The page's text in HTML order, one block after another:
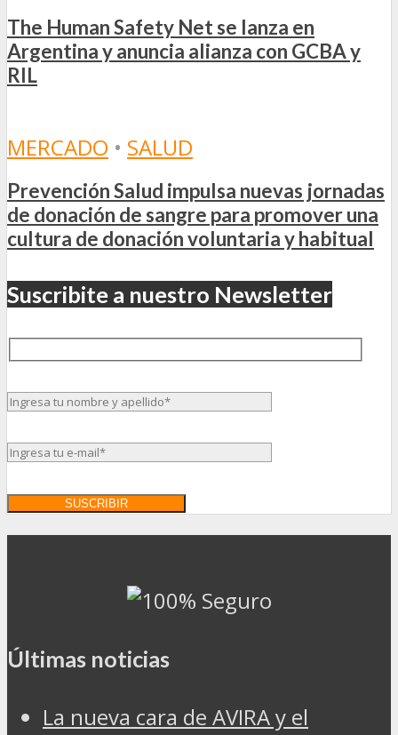
The Human Safety Net se lanza en
Argentina y anuncia alianza con GCBA y
RIL
MERCADO • SALUD
Prevención Salud impulsa nuevas jornadas
de donación de sangre para promover una
cultura de donación voluntaria y habitual
Suscribite a nuestro Newsletter
Últimas noticias
La nueva cara de AVIRA y el